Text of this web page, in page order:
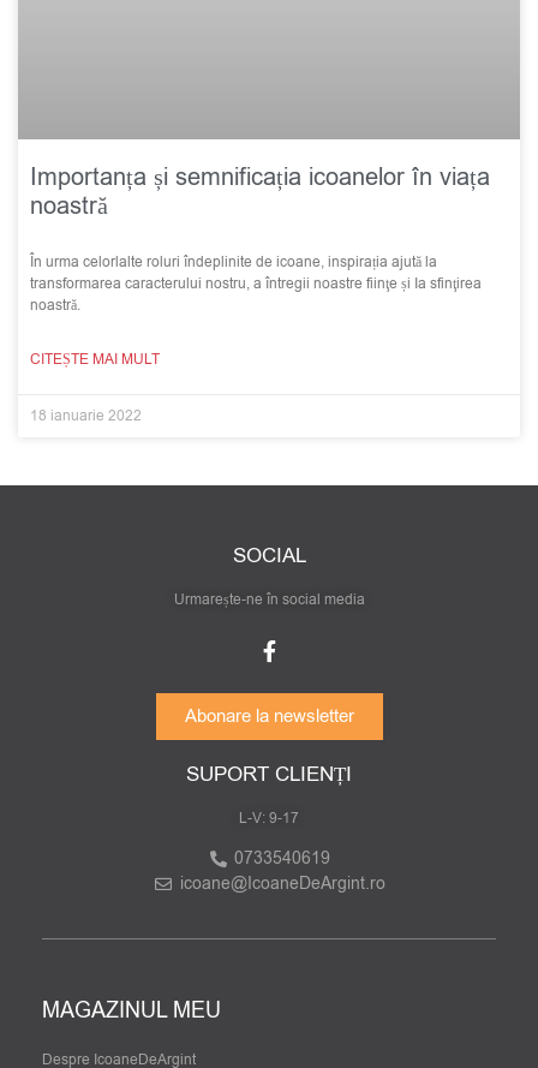
Importanța și semnificația icoanelor în viața
noastră
În urma celorlalte roluri îndeplinite de icoane, inspirația ajută la
transformarea caracterului nostru, a întregii noastre fiinţe și Ia sfinţirea
noastră.
CITEȘTE MAI MULT
18 ianuarie 2022
SOCIAL
Urmarește-ne în social media
Abonare la newsletter
SUPORT CLIENȚI
L-V: 9-17
0733540619
icoane@IcoaneDeArgint.ro
MAGAZINUL MEU
Despre IcoaneDeArgint